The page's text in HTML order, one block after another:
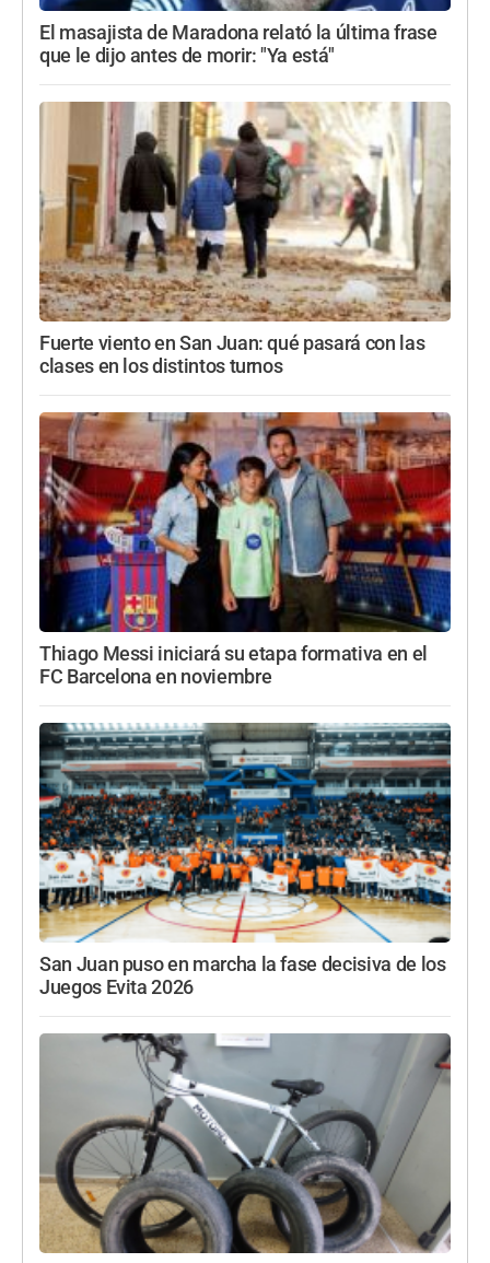
El masajista de Maradona relató la última frase
que le dijo antes de morir: "Ya está"
Fuerte viento en San Juan: qué pasará con las
clases en los distintos turnos
Thiago Messi iniciará su etapa formativa en el
FC Barcelona en noviembre
San Juan puso en marcha la fase decisiva de los
Juegos Evita 2026